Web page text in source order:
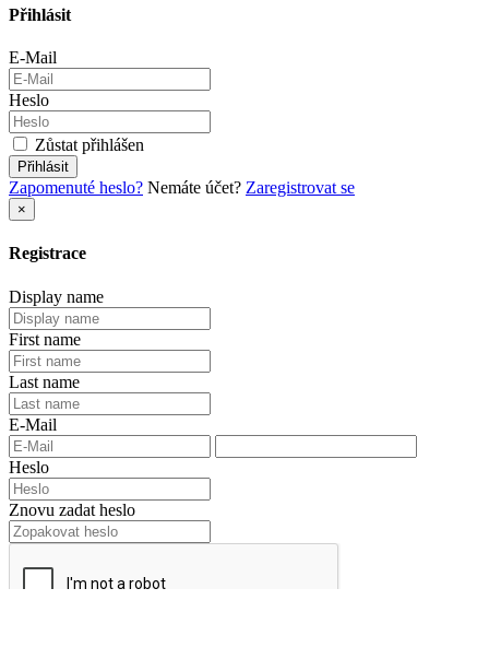
×
Přihlásit
E-Mail
Heslo
Zůstat přihlášen
Přihlásit
Zapomenuté heslo?
×
Registrace
Display name
First name
Last name
E-Mail
Heslo
Znovu zadat heslo